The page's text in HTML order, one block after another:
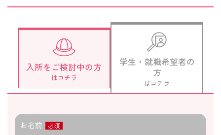
入所をご検討中の方
はコチラ
学生・就職希望者の
方
はコチラ
お名前 必須